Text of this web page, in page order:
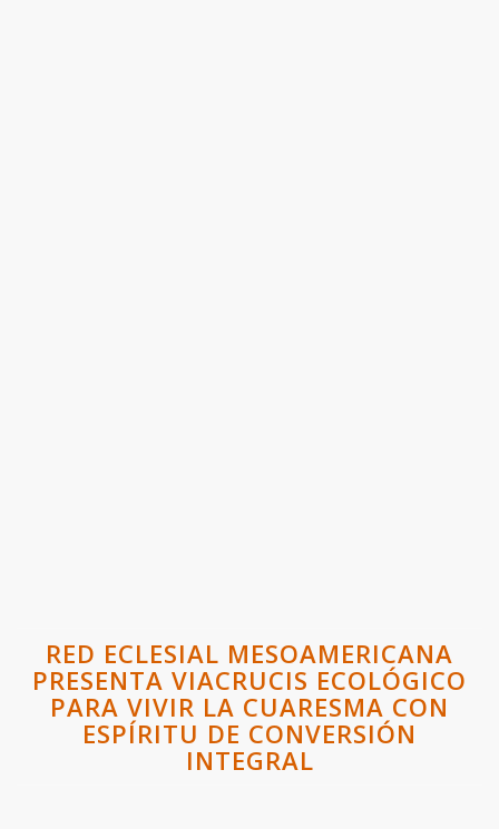
RED ECLESIAL MESOAMERICANA
PRESENTA VIACRUCIS ECOLÓGICO
PARA VIVIR LA CUARESMA CON
ESPÍRITU DE CONVERSIÓN
INTEGRAL